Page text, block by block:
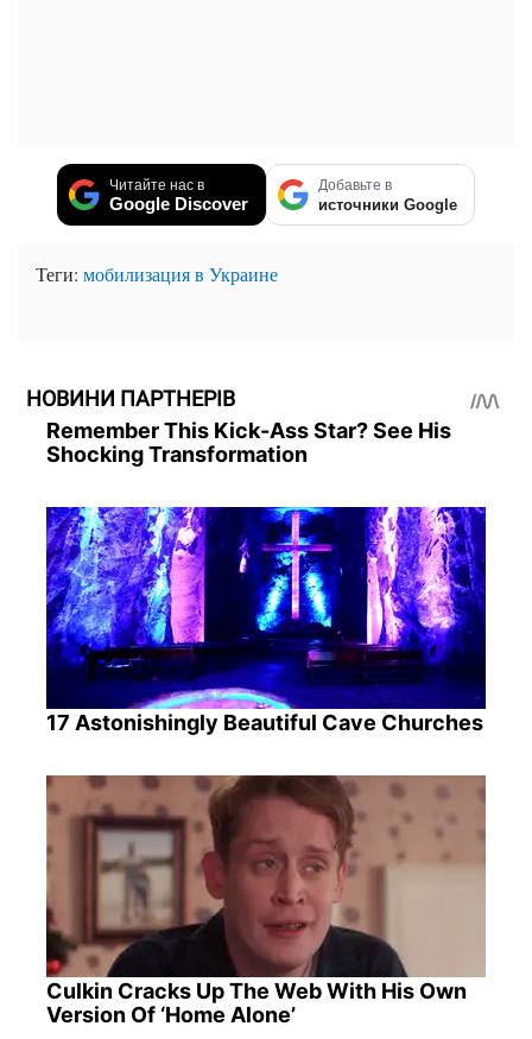
Читайте нас в
Google Discover
Добавьте в
источники Google
Теги: мобилизация в Украине
НОВИНИ ПАРТНЕРІВ
Remember This Kick-Ass Star? See His
Shocking Transformation
17 Astonishingly Beautiful Cave Churches
Culkin Cracks Up The Web With His Own
Version Of ‘Home Alone’